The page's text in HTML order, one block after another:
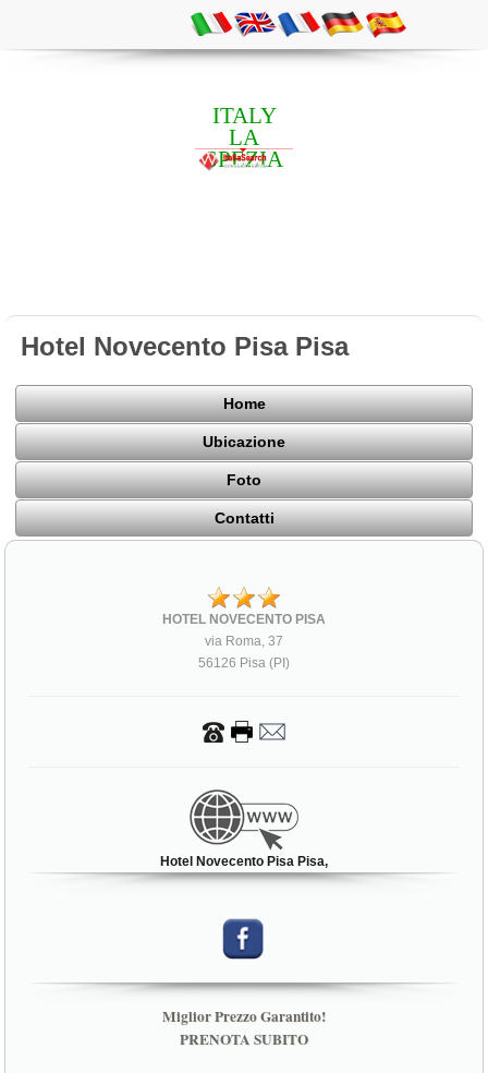
ITALY
LA
SPEZIA
Hotel Novecento Pisa Pisa
Home
Ubicazione
Foto
Contatti
HOTEL NOVECENTO PISA
via Roma, 37
56126 Pisa (PI)
Hotel Novecento Pisa Pisa,
Miglior Prezzo Garantito!
PRENOTA SUBITO